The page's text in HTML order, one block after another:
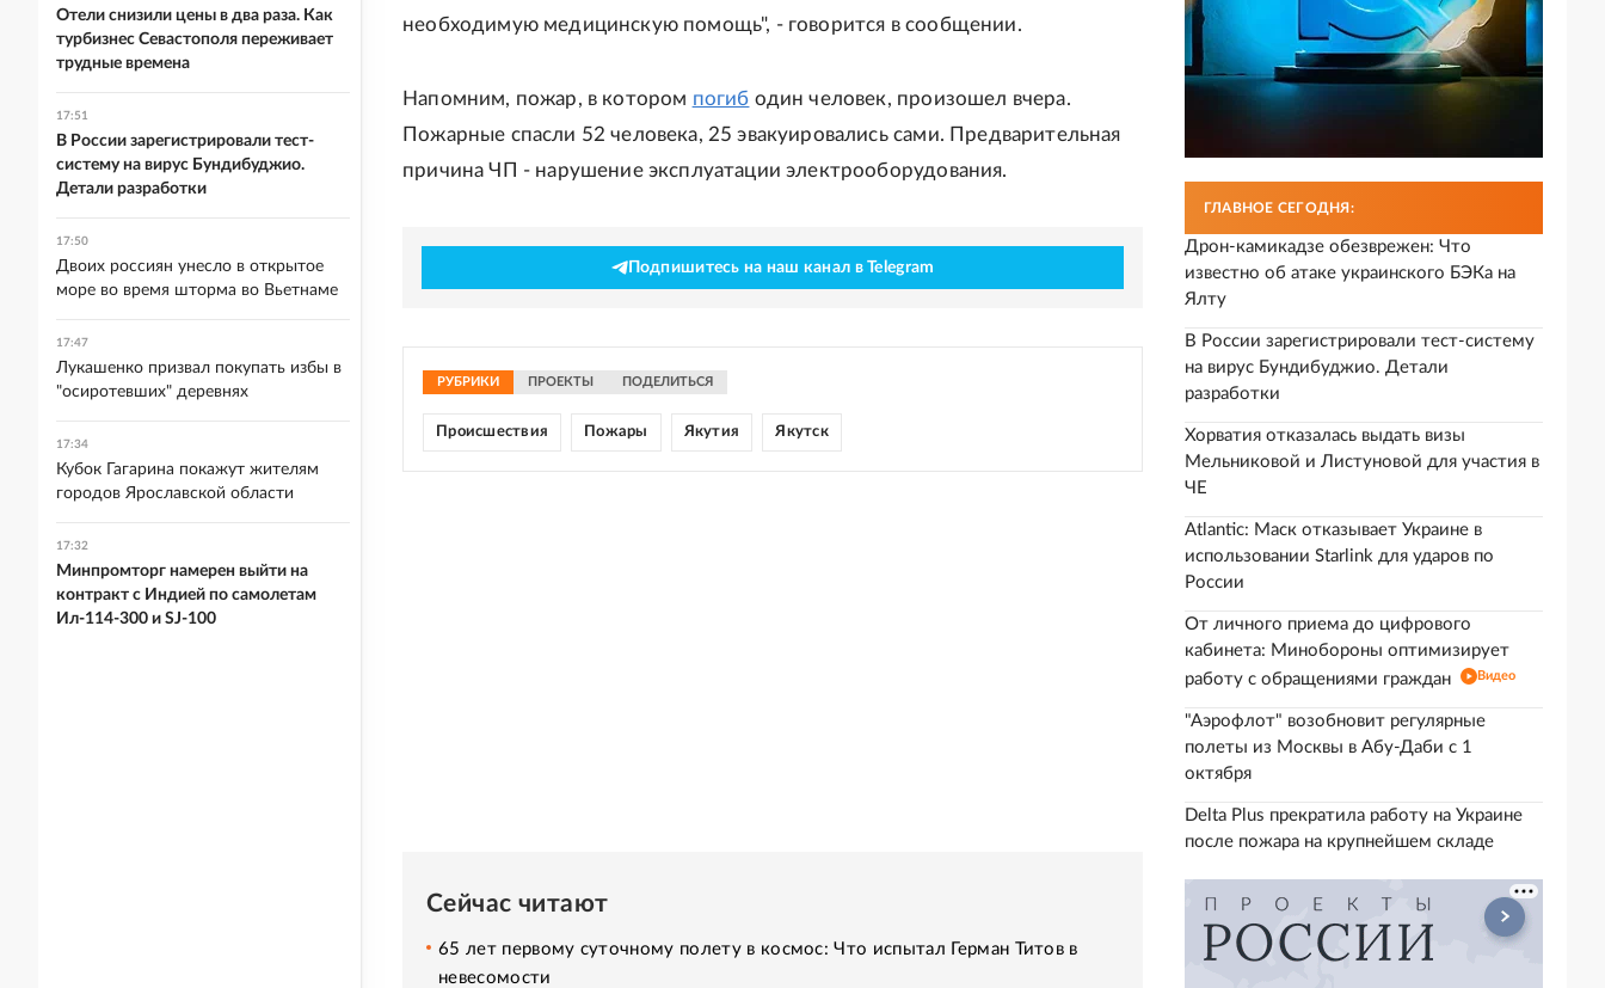
необходимую медицинскую помощь", - говорится в сообщении.
Напомним, пожар, в котором погиб один человек, произошел вчера.
Пожарные спасли 52 человека, 25 эвакуировались сами. Предварительная
причина ЧП - нарушение эксплуатации электрооборудования.
Подпишитесь на наш канал в Telegram
РУБРИКИ ПРОЕКТЫ ПОДЕЛИТЬСЯ
Происшествия Пожары Якутия Якутск
Сейчас читают
65 лет первому суточному полету в космос: Что испытал Герман Титов в
невесомости
ГЛАВНОЕ СЕГОДНЯ:
Дрон-камикадзе обезврежен: Что
известно об атаке украинского БЭКа на
Ялту
В России зарегистрировали тест-систему
на вирус Бундибуджио. Детали
разработки
Хорватия отказалась выдать визы
Мельниковой и Листуновой для участия в
ЧЕ
Atlantic: Маск отказывает Украине в
использовании Starlink для ударов по
России
От личного приема до цифрового
кабинета: Минобороны оптимизирует
работу с обращениями граждан
Видео
"Аэрофлот" возобновит регулярные
полеты из Москвы в Абу-Даби с 1
октября
Delta Plus прекратила работу на Украине
после пожара на крупнейшем складе
Отели снизили цены в два раза. Как
турбизнес Севастополя переживает
трудные времена
17:51
В России зарегистрировали тест-
систему на вирус Бундибуджио.
Детали разработки
17:50
Двоих россиян унесло в открытое
море во время шторма во Вьетнаме
17:47
Лукашенко призвал покупать избы в
"осиротевших" деревнях
17:34
Кубок Гагарина покажут жителям
городов Ярославской области
17:32
Минпромторг намерен выйти на
контракт с Индией по самолетам
Ил-114-300 и SJ-100